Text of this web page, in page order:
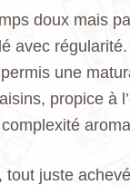
doux mais
avec
une
propice à
tout juste